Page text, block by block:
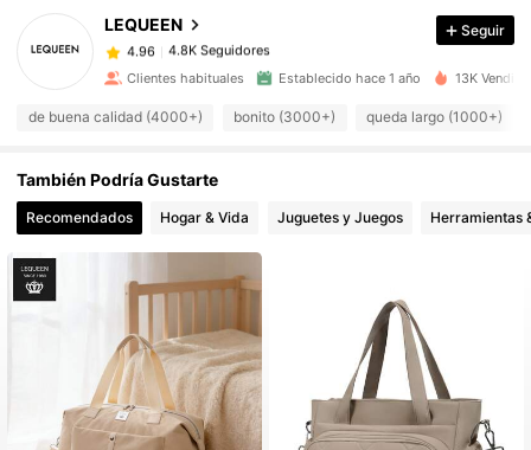
LEQUEEN
4.96
4.8K Seguidores
6***3
seguidoHace 1 día
4.96
4.8K Seguidores
4.96 4.8K Seguidores
4.96 4.8K Seguidores
4.96 4.8K Seguidores
4.96 4.8K Seguidores
Seguir
Clientes habituales Establecido hace 1 año 13K
de buena calidad (4000+) bonito (3000+) queda largo (1000+)
También Podría Gustarte
Recomendados Hogar & Vida Juguetes y Juegos Herramientas